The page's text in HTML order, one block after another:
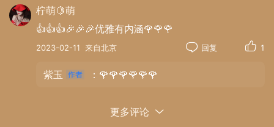
柠萌🍋萌
👍👍👍🎉🎉🎉优雅有内涵🌹🌹🌹
2023-02-11 来自北京 回复 1
紫玉 ：🌹🌹🌹🌹🌹🌹
更多评论